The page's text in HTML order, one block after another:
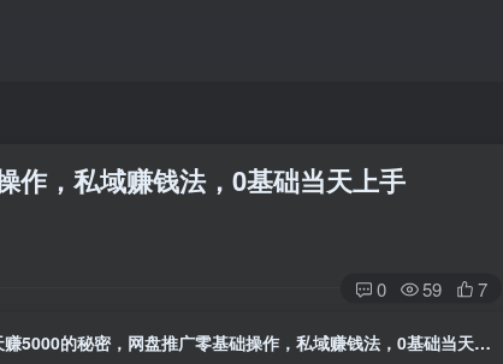
作，私域赚钱法，0基础当天上手
0 59 7
一天赚5000的秘密，网盘推广零基础操作，私域赚钱法，0基础当天上手